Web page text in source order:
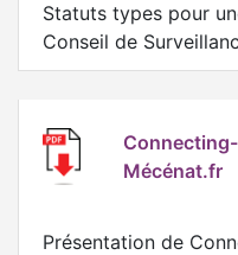
Statuts types pour
Conseil de
Connecting-
Mécénat.fr
Présentation de